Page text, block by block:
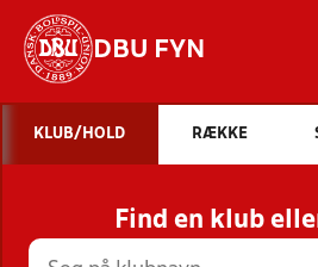
DBU FYN
STILLINGER,
HOLD
KLUB/HOLD RÆKKE
Find en klub